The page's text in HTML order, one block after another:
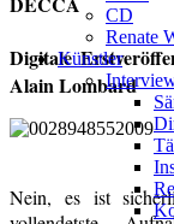
CD
Renate
Künstler
Digitale
Alain Lombard
Nein, es ist